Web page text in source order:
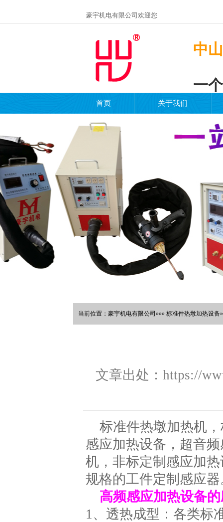
豪宇机电有限公司欢迎您
中
一
首页 关于我们
当前位置：豪宇机电有限公司»»» 标准件热墩加热设备
文章出处：https://
标准件热墩加热机
感应加热设备，超音
机，非标定制感应加
规格的工件定制感应器
高频感应加热设备
1、透热成型：各类标